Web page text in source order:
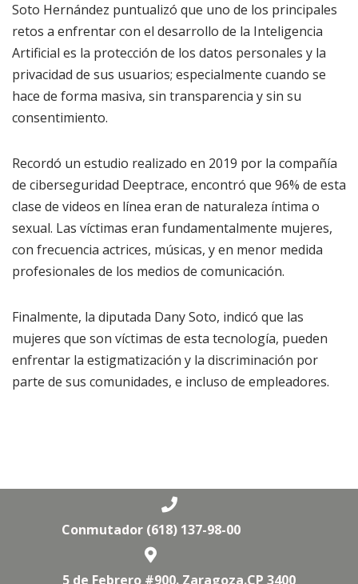
Soto Hernández puntualizó que uno de los principales
retos a enfrentar con el desarrollo de la Inteligencia
Artificial es la protección de los datos personales y la
privacidad de sus usuarios; especialmente cuando se
hace de forma masiva, sin transparencia y sin su
consentimiento.
Recordó un estudio realizado en 2019 por la compañía
de ciberseguridad Deeptrace, encontró que 96% de esta
clase de videos en línea eran de naturaleza íntima o
sexual. Las víctimas eran fundamentalmente mujeres,
con frecuencia actrices, músicas, y en menor medida
profesionales de los medios de comunicación.
Finalmente, la diputada Dany Soto, indicó que las
mujeres que son víctimas de esta tecnología, pueden
enfrentar la estigmatización y la discriminación por
parte de sus comunidades, e incluso de empleadores.
Conmutador (618) 137-98-00
5 de Febrero #900. Zaragoza.CP 3400